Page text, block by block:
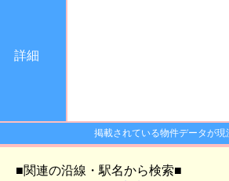
詳細
掲載されている物件データが
■関連の沿線・駅名から検索■